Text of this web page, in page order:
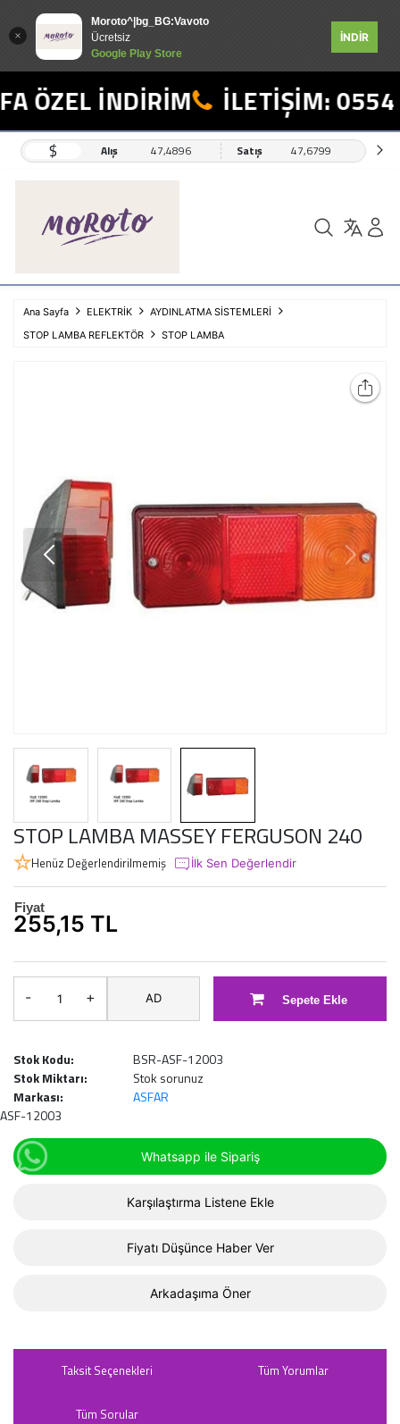
Moroto^|bg_BG:Vavoto
Ücretsiz
Google Play Store
İNDİR
ÖZEL İNDİRİM İLETİŞİM:
$ Alış 47,4896 Satış 47,6799
Ana Sayfa ELEKTRİK
AYDINLATMA SİSTEMLERİ
STOP LAMBA REFLEKTÖR
STOP LAMBA
STOP LAMBA MASSEY FERGUSON 240
Henüz Değerlendirilmemiş İlk Sen Değerlendir
Fiyat
255,15 TL
- + AD Sepete Ekle
Stok Kodu:
BSR-ASF-12003
Stok Miktarı:
Stok sorunuz
Markası:
ASFAR
ASF-12003
Whatsapp ile Sipariş
Karşılaştırma Listene Ekle
Fiyatı Düşünce Haber Ver
Arkadaşıma Öner
Taksit Seçenekleri Tüm Yorumlar
Tüm Sorular